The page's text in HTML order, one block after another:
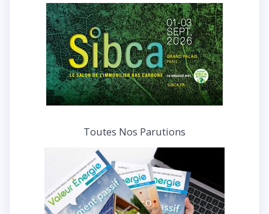
Toutes Nos Parutions